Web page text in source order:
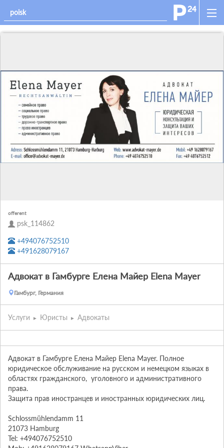
offerent
psk_114862
+494076752510
+491628079167
Адвокат в Гамбурге Елена Майер Elena Mayer
Гамбург, Германия
Услуги Юристы Адвокаты
Адвокат в Гамбурге Елена Майер Elena Mayer. Полное
юридическое обслуживание на русском и немецком языках в
областях гражданского,  уголовного и административного
права.
Защита прав иностранцев и иностранных юридических лиц.
Schlossmühlendamm 11
21073 Hamburg
Tel: +494076752510